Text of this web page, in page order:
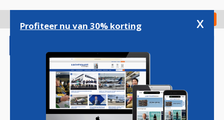
gaan
Check in
Magazine Podcasts Vacatures
Profiteer nu van 30% korting x